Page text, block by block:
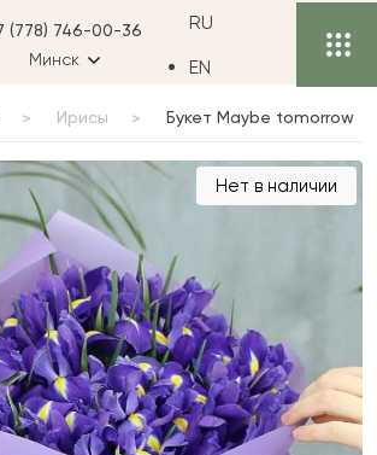
(778) 746-00-36
Минск
RU
EN
Ирисы Букет Maybe tomorrow
tomorrow Нет в наличии